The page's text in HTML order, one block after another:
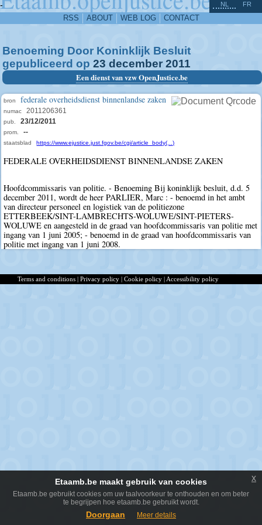
-
RSS ABOUT WEB LOG CONTACT
NL FR
Benoeming Door Koninklijk Besluit
gepubliceerd op 23 december 2011
Een dienst van vzw OpenJustice.be
bron federale overheidsdienst binnenlandse zaken
numac 2011206361
pub. 23/12/2011
prom. --
staatsblad https://www.ejustice.just.fgov.be/cgi/article_body(...)
FEDERALE OVERHEIDSDIENST BINNENLANDSE ZAKEN
Hoofdcommissaris van politie. - Benoeming Bij koninklijk besluit, d.d. 5
december 2011, wordt de heer PARLIER, Marc : - benoemd in het ambt
van directeur personeel en logistiek van de politiezone
ETTERBEEK/SINT-LAMBRECHTS-WOLUWE/SINT-PIETERS-
WOLUWE en aangesteld in de graad van hoofdcommissaris van politie met
ingang van 1 juni 2005; - benoemd in de graad van hoofdcommissaris van
politie met ingang van 1 juni 2008.
^
Terms and conditions | Privacy policy | Cookie policy | Accessibility policy
Etaamb.be maakt gebruik van cookies
Etaamb.be gebruikt cookies om uw taalvoorkeur te onthouden en om beter
te begrijpen hoe etaamb.be gebruikt wordt.
Doorgaan Meer details
x